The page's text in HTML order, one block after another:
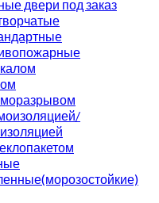
двери под заказ